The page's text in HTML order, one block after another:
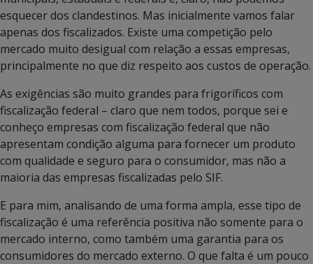
esquecer dos clandestinos. Mas inicialmente vamos falar
apenas dos fiscalizados. Existe uma competição pelo
mercado muito desigual com relação a essas empresas,
principalmente no que diz respeito aos custos de operação.
As exigências são muito grandes para frigoríficos com
fiscalização federal – claro que nem todos, porque sei e
conheço empresas com fiscalização federal que não
apresentam condição alguma para fornecer um produto
com qualidade e seguro para o consumidor, mas não a
maioria das empresas fiscalizadas pelo SIF.
E para mim, analisando de uma forma ampla, esse tipo de
fiscalização é uma referência positiva não somente para o
mercado interno, como também uma garantia para os
consumidores do mercado externo. O que falta é um pouco